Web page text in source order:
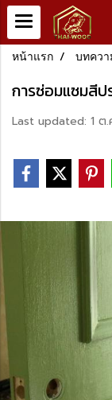
หน้าแรก บทควา
การซ่อมแซมสีป
Last updated: 1 ต